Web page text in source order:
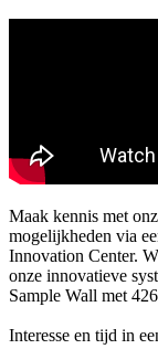
Maak kennis met
mogelijkheden via
Innovation Center.
onze innovatieve
Sample Wall met
Interesse en tijd in